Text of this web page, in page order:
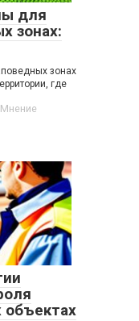
для
зонах:
зонах
где
объектах